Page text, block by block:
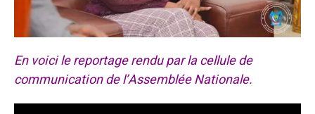
En voici le reportage rendu par la cellule de
communication de l’Assemblée Nationale.